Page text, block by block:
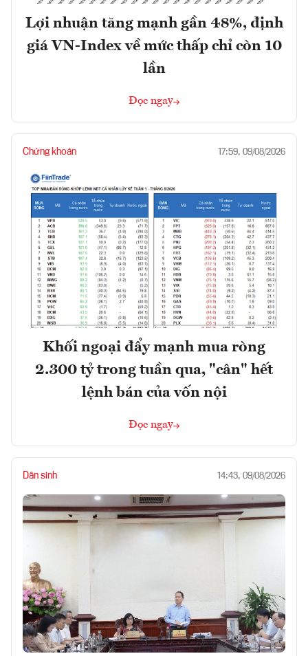
Lợi nhuận tăng mạnh gần 48%, định
giá VN-Index về mức thấp chỉ còn 10
lần
Đọc ngay
Chứng khoán 17:59, 09/08/2026
Khối ngoại đẩy mạnh mua ròng
2.300 tỷ trong tuần qua, "cân" hết
lệnh bán của vốn nội
Đọc ngay
Dân sinh 14:43, 09/08/2026